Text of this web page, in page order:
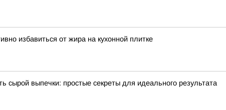
избавиться от жира на кухонной плитке
сырой выпечки: простые секреты для идеального результата